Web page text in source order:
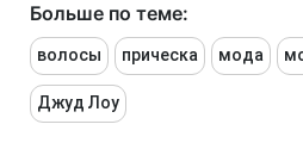
Больше по теме:
волосы прическа мода
Джуд Лоу